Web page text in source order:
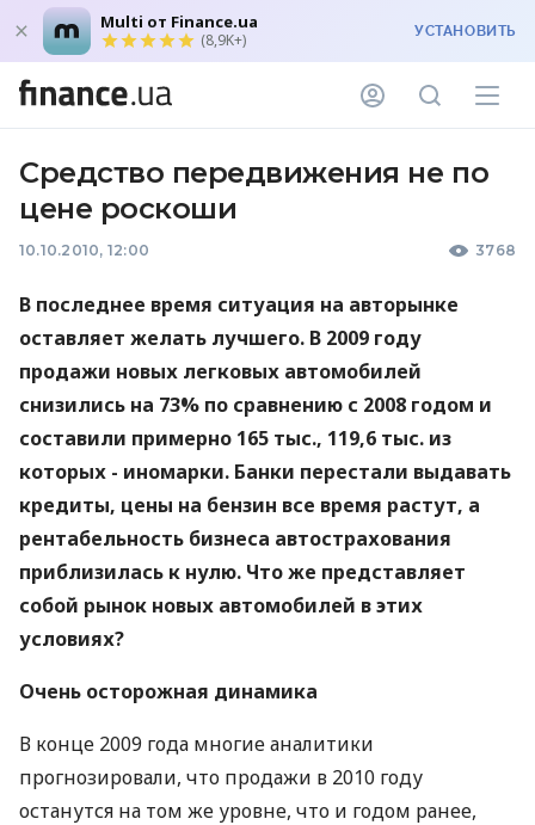
Multi от Finance.ua
(8,9K+) УСТАНОВИТЬ
Средство передвижения не по
цене роскоши
10.10.2010, 12:00 3768
В последнее время ситуация на авторынке
оставляет желать лучшего. В 2009 году
продажи новых легковых автомобилей
снизились на 73% по сравнению с 2008 годом и
составили примерно 165 тыс., 119,6 тыс. из
которых - иномарки. Банки перестали выдавать
кредиты, цены на бензин все время растут, а
рентабельность бизнеса автострахования
приблизилась к нулю. Что же представляет
собой рынок новых автомобилей в этих
условиях?
Очень осторожная динамика
В конце 2009 года многие аналитики
прогнозировали, что продажи в 2010 году
останутся на том же уровне, что и годом ранее,